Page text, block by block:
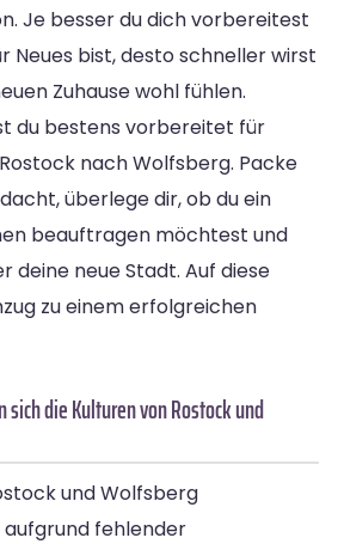
Je besser du dich vorbereitest
Neues bist, desto schneller wirst
Zuhause wohl fühlen.
du bestens vorbereitet für
nach Wolfsberg. Packe
überlege dir, ob du ein
beauftragen möchtest und
deine neue Stadt. Auf diese
zu einem erfolgreichen
die Kulturen von Rostock und
und Wolfsberg
fehlender